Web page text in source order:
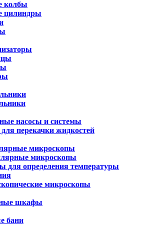
колбы
цилиндры
насосы и системы
перекачки жидкостей
микроскопы
микроскопы
для определения температуры
микроскопы
шкафы
бани